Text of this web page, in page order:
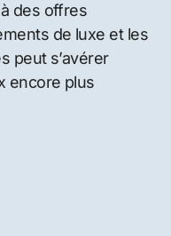
des offres
de luxe et les
peut s’avérer
encore plus